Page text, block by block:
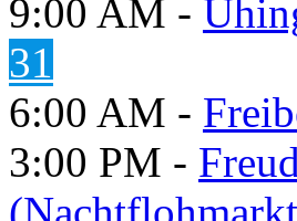
9:00 AM -
31
6:00 AM -
3:00 PM -